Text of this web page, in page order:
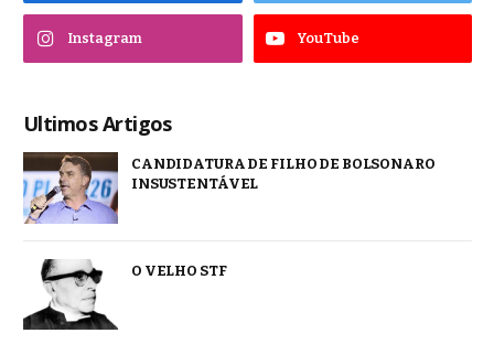
Instagram YouTube
Ultimos Artigos
CANDIDATURA DE FILHO DE BOLSONARO
INSUSTENTÁVEL
O VELHO STF